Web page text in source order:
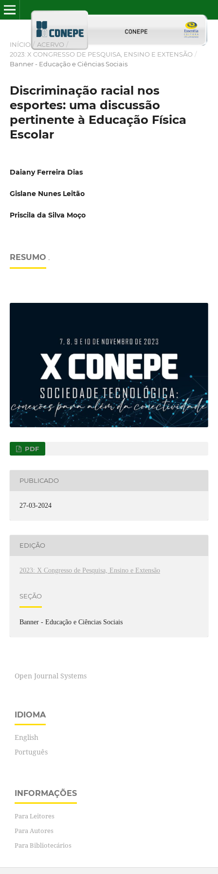
INÍCIO / ACERVO /
2023: X CONGRESSO DE PESQUISA, ENSINO E EXTENSÃO /
Banner - Educação e Ciências Sociais
Discriminação racial nos
esportes: uma discussão
pertinente à Educação Física
Escolar
Daiany Ferreira Dias
Gislane Nunes Leitão
Priscila da Silva Moço
RESUMO .
PDF
PUBLICADO
27-03-2024
EDIÇÃO
2023: X Congresso de Pesquisa, Ensino e Extensão
SEÇÃO
Banner - Educação e Ciências Sociais
Open Journal Systems
IDIOMA
English
Português
INFORMAÇÕES
Para Leitores
Para Autores
Para Bibliotecários